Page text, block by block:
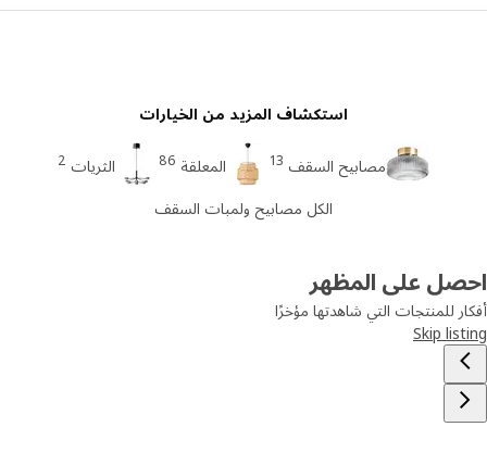
استكشاف المزيد من الخيارات
مصابيح السقف 13 المعلقة 86 الثريات 2
الكل مصابيح ولمبات السقف
على المظهر
للمنتجات التي شاهدتها مؤخرًا
Skip